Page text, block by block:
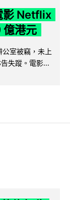
影 Netflix
億港元
公室被竊，未上
失蹤。電影...